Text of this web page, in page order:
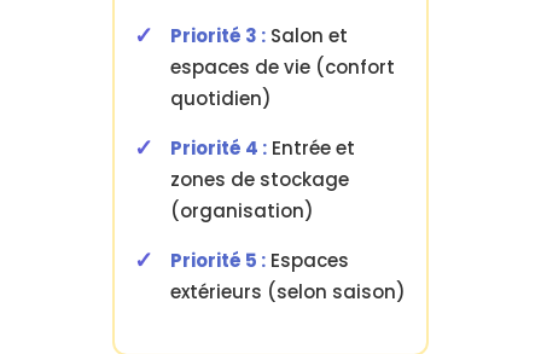
Priorité 3 :Salon et
espaces de vie (confort
quotidien)
Priorité 4 :Entrée et
zones de stockage
(organisation)
Priorité 5 :Espaces
extérieurs (selon saison)